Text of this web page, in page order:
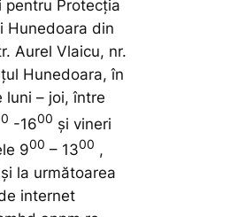
pentru Protecţia
Hunedoara din
Aurel Vlaicu, nr.
Hunedoara, în
luni – joi, între
-1600 şi vineri
900 – 1300 ,
la următoarea
internet